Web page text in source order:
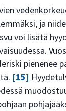
ja
voi lisätä
pienenee
[15]